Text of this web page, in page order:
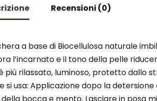
Recensioni (0)
a base di Biocellulosa naturale
l’incarnato e il tono della pelle
più rilassato, luminoso, protetto dallo
si usa: Applicazione dopo la